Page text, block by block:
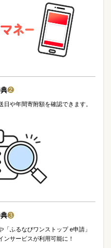
❷
や年間寄附額を確認できます。
❸
「ふるなびワンストップ e申請」
サービスが利用可能に！